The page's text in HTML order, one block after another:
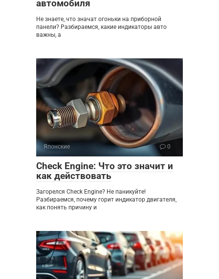
автомобиля
Не знаете, что значат огоньки на приборной
панели? Разбираемся, какие индикаторы авто
важны, а
Японские 0
Check Engine: Что это значит и
как действовать
Загорелся Check Engine? Не паникуйте!
Разбираемся, почему горит индикатор двигателя,
как понять причину и